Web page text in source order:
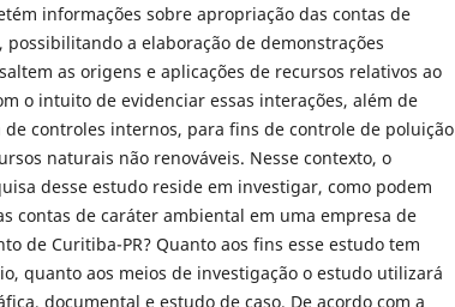
informações sobre apropriação das contas de
a elaboração de demonstrações
as origens e aplicações de recursos relativos ao
o intuito de evidenciar essas interações, além de
controles internos, para fins de controle de poluição
naturais não renováveis. Nesse contexto, o
desse estudo reside em investigar, como podem
contas de caráter ambiental em uma empresa de
de Curitiba-PR? Quanto aos fins esse estudo tem
quanto aos meios de investigação o estudo utilizará
documental e estudo de caso. De acordo com a